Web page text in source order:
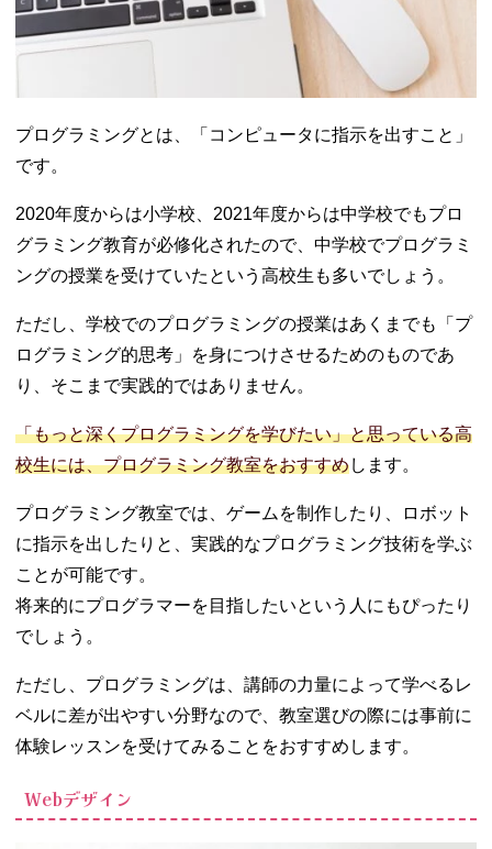
プログラミングとは、「コンピュータに指示を出すこと」
です。
2020年度からは小学校、2021年度からは中学校でもプロ
グラミング教育が必修化されたので、中学校でプログラミ
ングの授業を受けていたという高校生も多いでしょう。
ただし、学校でのプログラミングの授業はあくまでも「プ
ログラミング的思考」を身につけさせるためのものであ
り、そこまで実践的ではありません。
「もっと深くプログラミングを学びたい」と思っている高
校生には、プログラミング教室をおすすめします。
プログラミング教室では、ゲームを制作したり、ロボット
に指示を出したりと、実践的なプログラミング技術を学ぶ
ことが可能です。
将来的にプログラマーを目指したいという人にもぴったり
でしょう。
ただし、プログラミングは、講師の力量によって学べるレ
ベルに差が出やすい分野なので、教室選びの際には事前に
体験レッスンを受けてみることをおすすめします。
Webデザイン